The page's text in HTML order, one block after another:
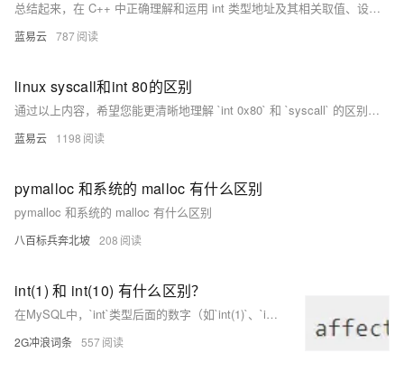
总结起来，在 C++ 中正确理解和运用 int 类型地址及其相关取值、设定等操纵至关重要且基础性强：定义 int 类型 pointer 需加星号；初始化 pointer 需配合 & 取址；读写 pointer 执向之处需配合 * 解引用操纵进行。
蓝易云 787
linux syscall和int 80的区别
通过以上内容，希望您能更清晰地理解 `int 0x80` 和 `syscall` 的区别及其在不同系统架构中的应用。
蓝易云 1198
pymalloc 和系统的 malloc 有什么区别
pymalloc 和系统的 malloc 有什么区别
八百标兵奔北坡 208
int(1) 和 int(10) 有什么区别？
在MySQL中，`int`类型后面的数字（如`int(1)`、`int(10)`）并不影响其存储范围，最大值仍为4294967295（无符号）。这些数字只有在配合`zerofill`使用时才有意义，用于显示时不足位数补0。例如，`int(4) zerofill`会将1显示为0001。这适用于需要固定长度编号的场景，如学号等。
2G冲浪词条 557